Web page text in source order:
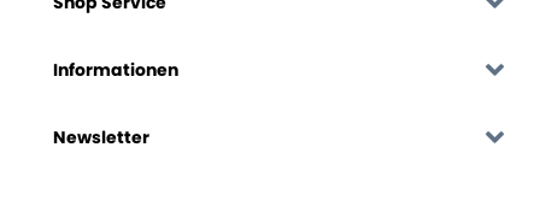
Informationen
Newsletter